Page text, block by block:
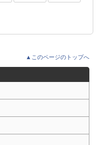
▲このページのトップへ